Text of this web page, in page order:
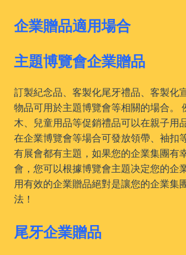
企業贈品適用場合
主題博覽會企業贈品
訂製紀念品、客製化尾牙禮品、客製化
物品可用於主題博覽會等相關的場合。
木、兒童用品等促銷禮品可以在親子用
在企業博覽會等場合可發放領帶、袖扣
有展會都有主題，如果您的企業集團有
會，您可以根據博覽會主題决定您的企
用有效的企業贈品絕對是讓您的企業集
法！
尾牙企業贈品